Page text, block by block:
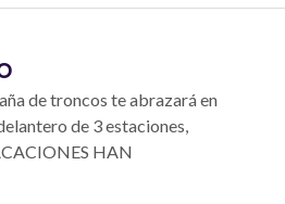
de troncos te abrazará en
de 3 estaciones,
HAN